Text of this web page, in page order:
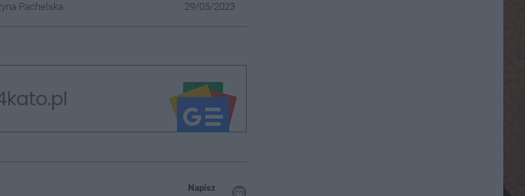
Pachelska 29/05/2023
Napisz